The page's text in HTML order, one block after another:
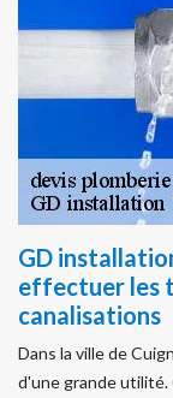
GD
effectuer les
canalisations
Dans la ville de
d'une grande